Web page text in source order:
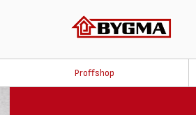
Proffshop